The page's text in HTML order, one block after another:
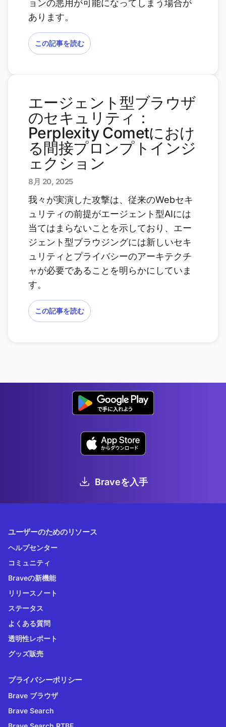
ョンの悪用が可能になってしまう場合が
あります。
この記事を読む
エージェント型ブラウザ
のセキュリティ：
Perplexity Cometにおけ
る間接プロンプトインジ
ェクション
8月 20, 2025
我々が実演した攻撃は、従来のWebセキ
ュリティの前提がエージェント型AIには
当てはまらないことを示しており、エー
ジェント型ブラウジングには新しいセキ
ュリティとプライバシーのアーキテクチ
ャが必要であることを明らかにしていま
す。
この記事を読む
Braveを入手
ユーザーのためのリソース
ヘルプセンター
コミュニティ
Braveの新機能
リリースノート
ステータス
よくある質問
透明性レポート
グッズ販売
プライバシーポリシー
Brave ブラウザ
Brave Search